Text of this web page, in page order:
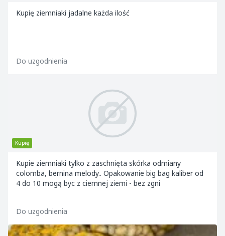
Kupię ziemniaki jadalne każda ilość
Do uzgodnienia
Kupię
Kupie ziemniaki tylko z zaschnięta skórka odmiany
colomba, bernina melody.. Opakowanie big bag kaliber od
4 do 10 mogą byc z ciemnej ziemi - bez zgni
Do uzgodnienia